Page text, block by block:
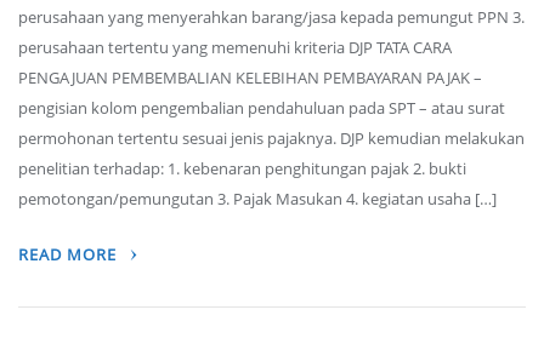
perusahaan yang menyerahkan barang/jasa kepada pemungut PPN 3.
perusahaan tertentu yang memenuhi kriteria DJP TATA CARA
PENGAJUAN PEMBEMBALIAN KELEBIHAN PEMBAYARAN PAJAK –
pengisian kolom pengembalian pendahuluan pada SPT – atau surat
permohonan tertentu sesuai jenis pajaknya. DJP kemudian melakukan
penelitian terhadap: 1. kebenaran penghitungan pajak 2. bukti
pemotongan/pemungutan 3. Pajak Masukan 4. kegiatan usaha […]
READ MORE